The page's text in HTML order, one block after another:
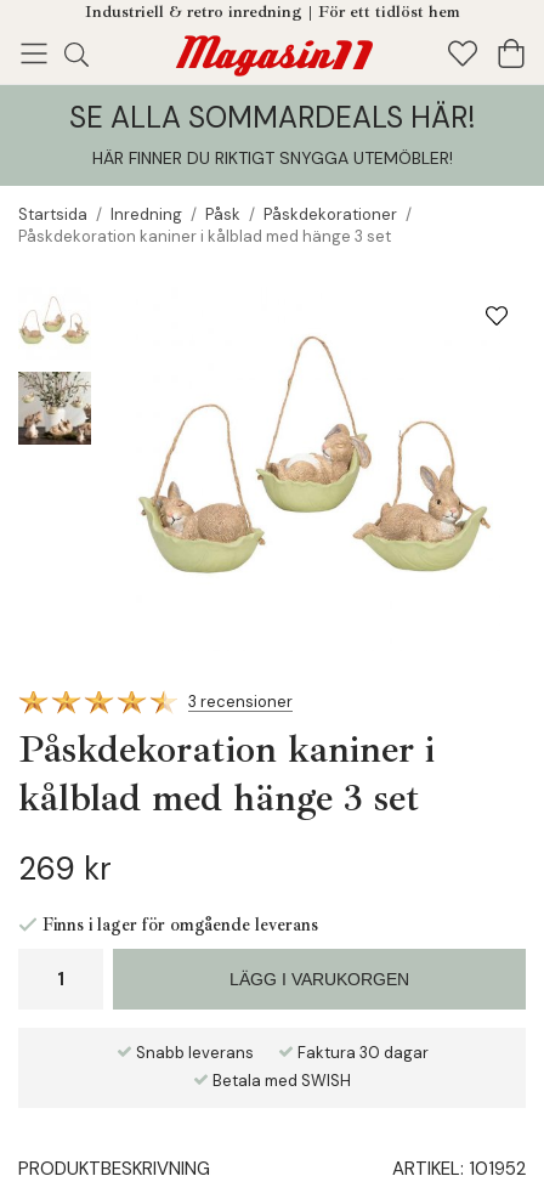
Industriell & retro inredning | För ett tidlöst hem
Enjoy! Tillagt i din varukorg
SE ALLA SOMMARDEALS HÄR!
HÄR FINNER DU RIKTIGT SNYGGA UTEMÖBLER!
Startsida / Inredning / Påsk / Påskdekorationer /
Påskdekoration kaniner i kålblad med hänge 3 set
3 recensioner
Påskdekoration kaniner i
kålblad med hänge 3 set
269 kr
Finns i lager för omgående leverans
LÄGG I VARUKORGEN
Snabb leverans
Faktura 30 dagar
Betala med SWISH
PRODUKTBESKRIVNING ARTIKEL: 101952